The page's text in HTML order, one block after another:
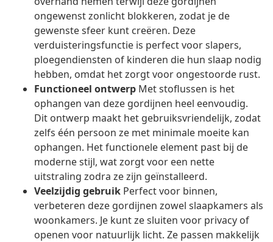
ongewenst zonlicht blokkeren, zodat je de
gewenste sfeer kunt creëren. Deze
verduisteringsfunctie is perfect voor slapers,
ploegendiensten of kinderen die hun slaap nodig
hebben, omdat het zorgt voor ongestoorde rust.
Functioneel ontwerp Met stoflussen is het
ophangen van deze gordijnen heel eenvoudig.
Dit ontwerp maakt het gebruiksvriendelijk, zodat
zelfs één persoon ze met minimale moeite kan
ophangen. Het functionele element past bij de
moderne stijl, wat zorgt voor een nette
uitstraling zodra ze zijn geïnstalleerd.
Veelzijdig gebruik Perfect voor binnen,
verbeteren deze gordijnen zowel slaapkamers als
woonkamers. Je kunt ze sluiten voor privacy of
openen voor natuurlijk licht. Ze passen makkelijk